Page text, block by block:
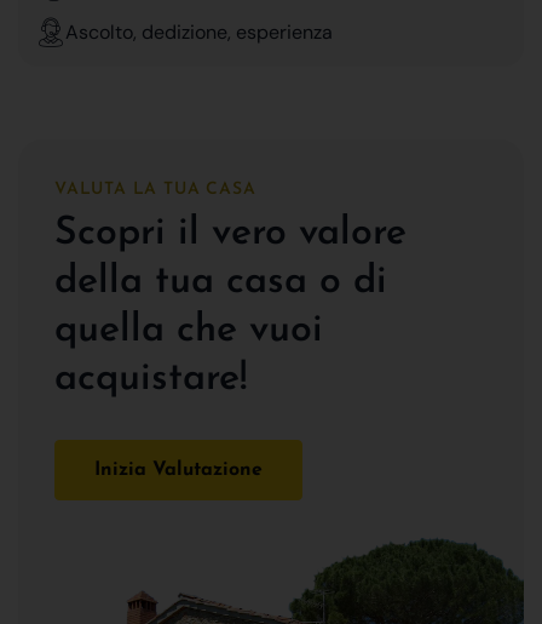
Ascolto, dedizione, esperienza
VALUTA LA TUA CASA
Scopri il vero valore
della tua casa o di
quella che vuoi
acquistare!
Inizia Valutazione